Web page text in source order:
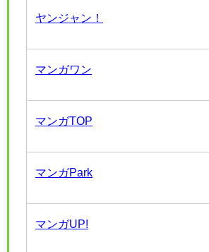
ヤンジャン！
マンガワン
マンガTOP
マンガPark
マンガUP!